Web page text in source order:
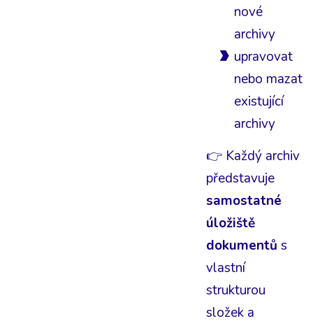
nové
archivy
upravovat
nebo mazat
existující
archivy
👉 Každý archiv
představuje
samostatné
úložiště
dokumentů s
vlastní
strukturou
složek a